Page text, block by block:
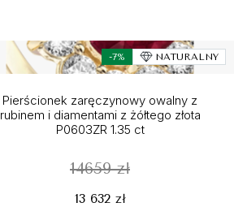
-7% NATURALNY
Pierścionek zaręczynowy owalny z
rubinem i diamentami z żółtego złota
P0603ZR 1.35 ct
14659 zł
13 632 zł